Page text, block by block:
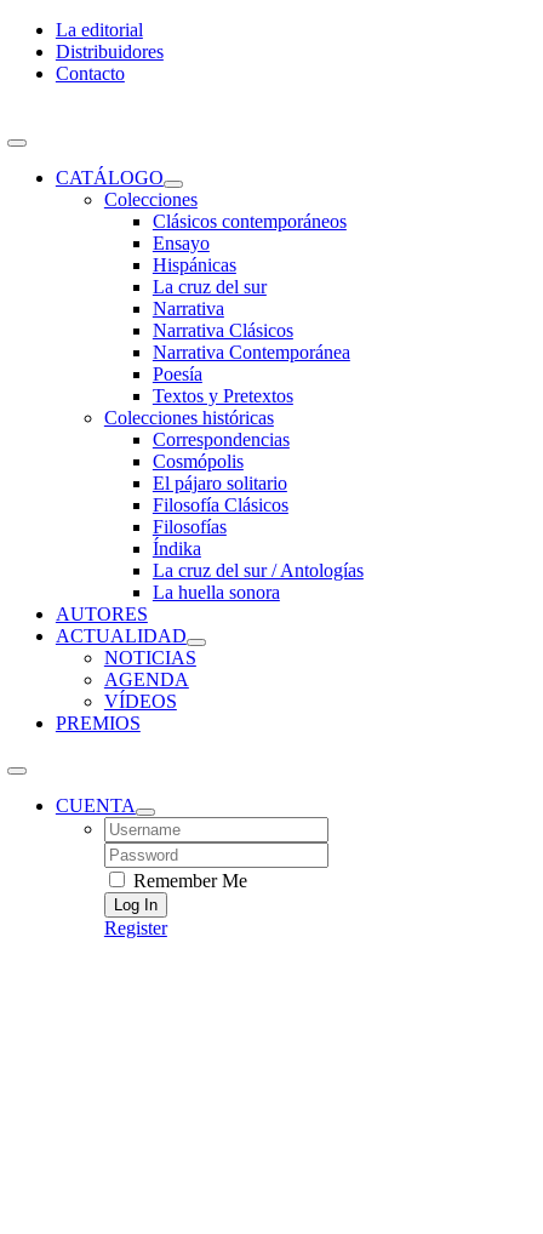
Skip
content
La editorial
Distribuidores
Contacto
Toggle
NavigationCATÁLOGO
Colecciones
Clásicos contemporáneos
Ensayo
Hispánicas
La cruz del sur
Narrativa
Narrativa Clásicos
Narrativa Contemporánea
Poesía
Textos y Pretextos
Colecciones históricas
Correspondencias
Cosmópolis
El pájaro solitario
Filosofía Clásicos
Filosofías
Índika
La cruz del sur / Antologías
La huella sonora
AUTORES
ACTUALIDAD
NOTICIAS
AGENDA
VÍDEOS
PREMIOS
CUENTA
Username:
Password:
Remember Me
Register